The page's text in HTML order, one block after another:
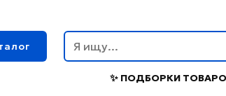
✨ ПОДБОРКИ